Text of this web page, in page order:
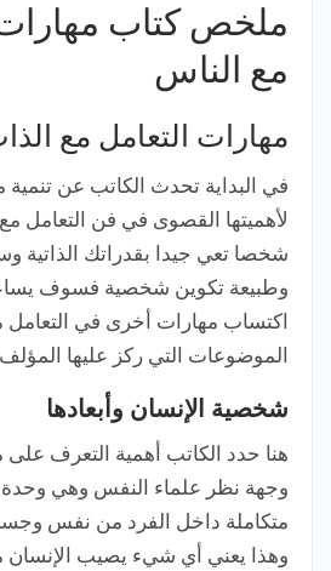
ملخص كتاب مهارات
مع الناس
مهارات التعامل مع
في البداية تحدث الكاتب عن تنمية
لأهميتها القصوى في فن التعامل
شخصا تعي جيدا بقدراتك الذاتية
وطبيعة تكوين شخصية فسوف
اكتساب مهارات أخرى في التعامل
الموضوعات التي ركز عليها
شخصية الإنسان وأبعادها
هنا حدد الكاتب أهمية التعرف
وجهة نظر علماء النفس وهي وحدة
متكاملة داخل الفرد من نفس
وهذا يعني أي شيء يصيب